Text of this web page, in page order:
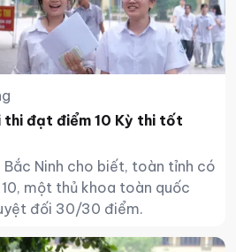
thi đạt điểm 10 Kỳ thi tốt
Ninh cho biết, toàn tỉnh có
một thủ khoa toàn quốc
đối 30/30 điểm.